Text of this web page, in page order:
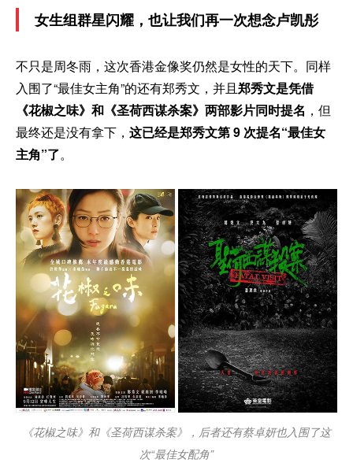
女生组群星闪耀，也让我们再一次想念卢凯彤
不只是周冬雨，这次香港金像奖仍然是女性的天下。同样
入围了“最佳女主角”的还有郑秀文，并且郑秀文是凭借
《花椒之味》和《圣荷西谋杀案》两部影片同时提名 ，但
最终还是没有拿下， 这已经是郑秀文第 9 次提名“最佳女
主角”了。
《花椒之味》和《圣荷西谋杀案》，后者还有蔡卓妍也入围了这
次“最佳女配角”